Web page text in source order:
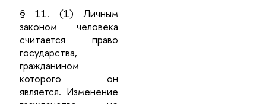
§ 11. (1) Личным
законом человека
считается право
государства,
гражданином
которого он
является. Изменение